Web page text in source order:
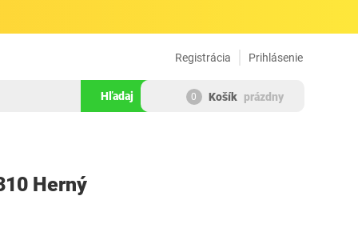
Prihlásenie
Registrácia
Hľadaj 0 Košík prázdny
Herný